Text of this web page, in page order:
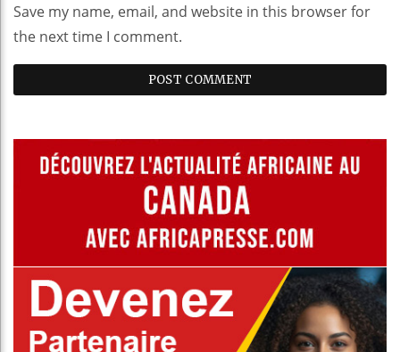
Save my name, email, and website in this browser for
the next time I comment.